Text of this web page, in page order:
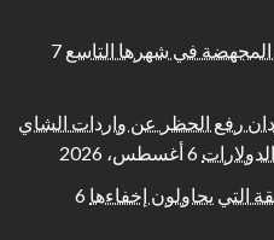
المجهضة في شهرها التاسع 7
رفع الحظر عن واردات الشاي
6 أغسطس، 2026
التي يحاولون إخفاءها 6